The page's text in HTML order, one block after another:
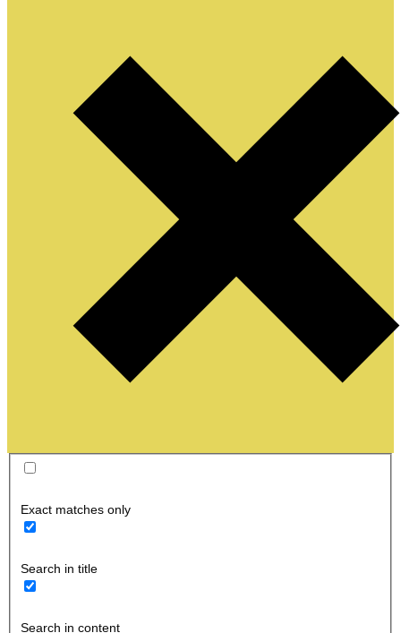
Exact matches only
Search in title
Search in content